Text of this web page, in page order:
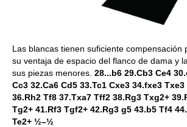
Las blancas tienen suficiente compensación
su ventaja de espacio del flanco de dama y
sus piezas menores. 28...b6 29.Cb3 Ce4
Cc3 32.Ca6 Cd5 33.Tc1 Cxe3 34.fxe3
36.Rh2 Tf8 37.Txa7 Tff2 38.Rg3 Txg2+
Tg2+ 41.Rf3 Tgf2+ 42.Rg3 g5 43.b5 Tf4
Te2+ ½–½